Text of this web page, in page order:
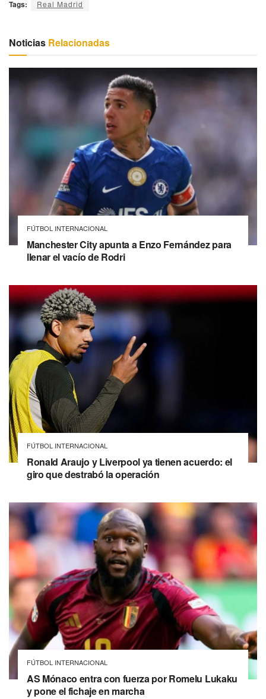
Tags: Real Madrid
Noticias Relacionadas
FÚTBOL INTERNACIONAL
Manchester City apunta a Enzo Fernández para
llenar el vacío de Rodri
FÚTBOL INTERNACIONAL
Ronald Araujo y Liverpool ya tienen acuerdo: el
giro que destrabó la operación
FÚTBOL INTERNACIONAL
AS Mónaco entra con fuerza por Romelu Lukaku
y pone el fichaje en marcha